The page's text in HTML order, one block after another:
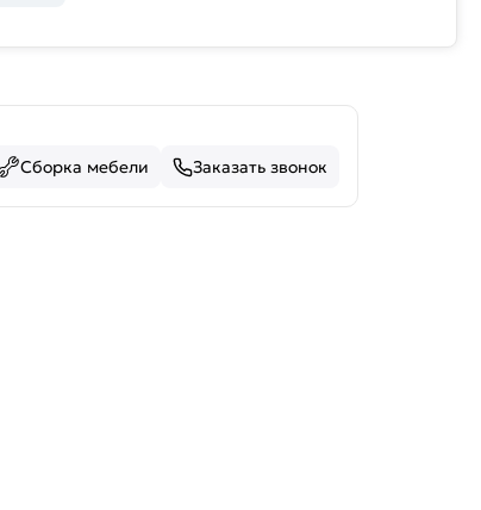
Сборка мебели Заказать звонок